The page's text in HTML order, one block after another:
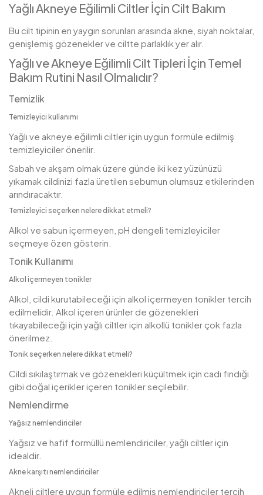
Yağlı Akneye Eğilimli Ciltler İçin Cilt Bakım
Bu cilt tipinin en yaygın sorunları arasında akne, siyah noktalar,
genişlemiş gözenekler ve ciltte parlaklık yer alır.
Yağlı ve Akneye Eğilimli Cilt Tipleri İçin Temel
Bakım Rutini Nasıl Olmalıdır?
Temizlik
Temizleyici kullanımı
Yağlı ve akneye eğilimli ciltler için uygun formüle edilmiş
temizleyiciler önerilir.
Sabah ve akşam olmak üzere günde iki kez yüzünüzü
yıkamak cildinizi fazla üretilen sebumun olumsuz etkilerinden
arındıracaktır.
Temizleyici seçerken nelere dikkat etmeli?
Alkol ve sabun içermeyen, pH dengeli temizleyiciler
seçmeye özen gösterin.
Tonik Kullanımı
Alkol içermeyen tonikler
Alkol, cildi kurutabileceği için alkol içermeyen tonikler tercih
edilmelidir. Alkol içeren ürünler de gözenekleri
tıkayabileceği için yağlı ciltler için alkollü tonikler çok fazla
önerilmez.
Tonik seçerken nelere dikkat etmeli?
Cildi sıkılaştırmak ve gözenekleri küçültmek için cadı fındığı
gibi doğal içerikler içeren tonikler seçilebilir.
Nemlendirme
Yağsız nemlendiriciler
Yağsız ve hafif formüllü nemlendiriciler, yağlı ciltler için
idealdir.
Akne karşıtı nemlendiriciler
Akneli ciltlere uygun formüle edilmiş nemlendiriciler tercih